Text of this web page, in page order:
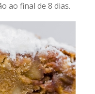
ao final de 8 dias.